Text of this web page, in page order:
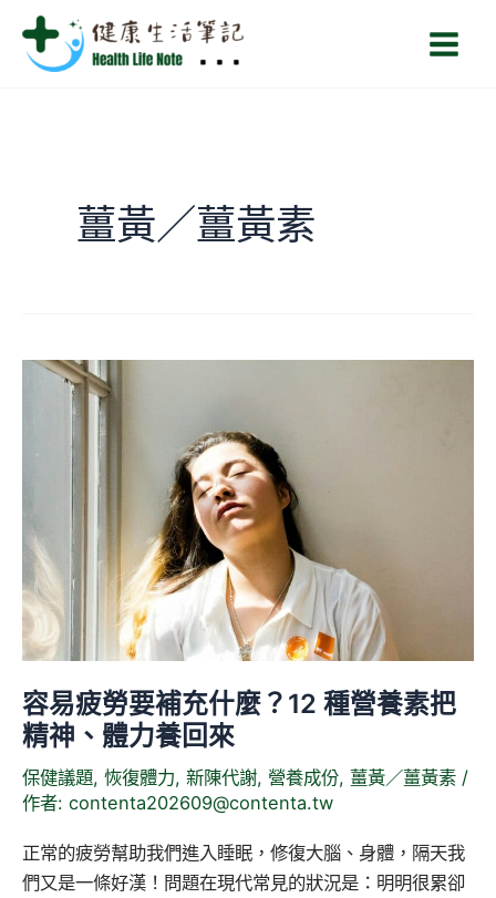
Main
薑黃／薑黃素
容易疲勞要補充什麼？12 種營養素把
精神、體力養回來
保健議題, 恢復體力, 新陳代謝, 營養成份, 薑黃／薑黃素 /
作者: contenta202609@contenta.tw
正常的疲勞幫助我們進入睡眠，修復大腦、身體，隔天我
們又是一條好漢！問題在現代常見的狀況是：明明很累卻
勞
充
什
麼？
12
營
養
把
神、
體